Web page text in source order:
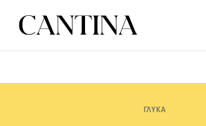
ΓΛΥΚΑ